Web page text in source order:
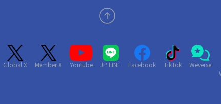
Global X Member X Youtube JP LINE Facebook TikTok
Weverse